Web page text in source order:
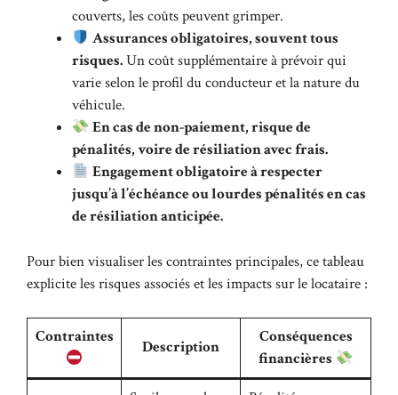
couverts, les coûts peuvent grimper.
Assurances obligatoires, souvent tous
risques.Un coût supplémentaire à prévoir qui
varie selon le profil du conducteur et la nature du
véhicule.
En cas de non-paiement, risque de
pénalités, voire de résiliation avec frais.
Engagement obligatoire à respecter
jusqu’à l’échéance ou lourdes pénalités en cas
de résiliation anticipée.
Pour bien visualiser les contraintes principales, ce tableau
explicite les risques associés et les impacts sur le locataire :
Contraintes
Description
Conséquences
financières